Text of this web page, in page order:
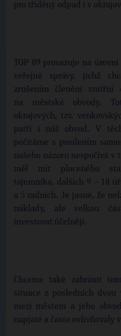
pro tříděný odpad i v
TOP 09 prosazuje na
veřejné správy, jichž
zrušením členění vnitřní
na městské obvody.
okrajových, tzv.
patří i náš obvod. V
počítáme s posílením
našeho názoru nespočívá v
měl mít placeného
tajemníka, dalších 9 – 18
a 5 radních. Je jasné, že
náklady, ale velkou
investovat účelněji.
Chceme také zabránit
situace z posledních dvou
mezi městem a jeho
napjaté a často ovlivňovaly